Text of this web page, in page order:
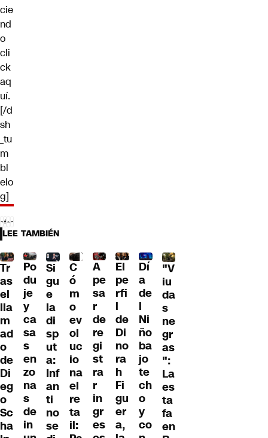
cie
nd
o
cli
ck
aq
uí.
[/d
sh
_tu
m
bl
elo
g]
LEE TAMBIÉN
Tr
as
el
lla
m
ad
o
de
Di
eg
o
Sc
ha
Po
du
je
y
ca
sa
s
en
zo
na
s
de
in
Si
gu
e
la
di
sp
ut
a:
Inf
an
ti
no
se
C
ó
m
o
ev
ol
uc
io
na
el
re
ta
il:
A
pe
sa
r
de
re
gi
st
ra
r
in
gr
es
El
pe
rfi
l
de
Di
no
ra
h
Fi
gu
er
a,
Dí
a
de
l
Ni
ño
ba
jo
te
ch
o
y
co
"V
iu
da
s
ne
gr
as
":
La
es
ta
fa
en